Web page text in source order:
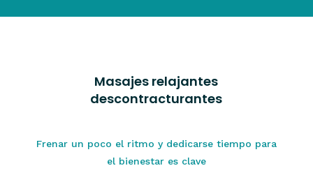
Masajes relajantes
descontracturantes
Frenar un poco el ritmo y dedicarse tiempo para
el bienestar es clave